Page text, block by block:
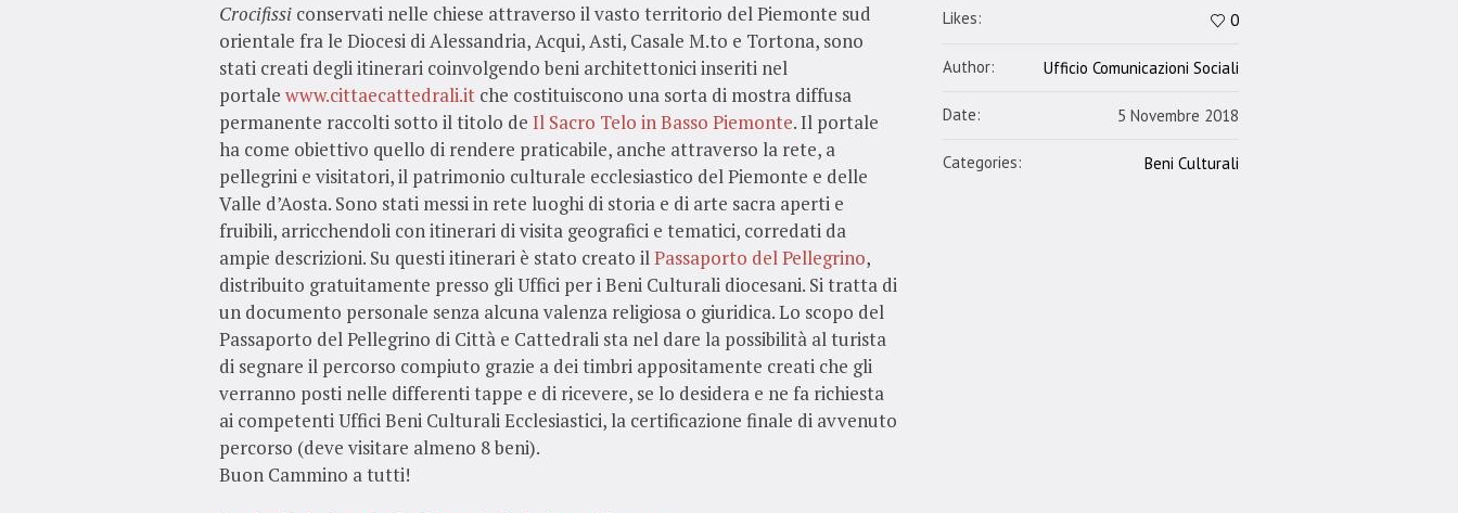
Crocifissi conservati nelle chiese attraverso il vasto territorio del Piemonte sud
orientale fra le Diocesi di Alessandria, Acqui, Asti, Casale M.to e Tortona, sono
stati creati degli itinerari coinvolgendo beni architettonici inseriti nel
portale www.cittaecattedrali.it che costituiscono una sorta di mostra diffusa
permanente raccolti sotto il titolo de Il Sacro Telo in Basso Piemonte. Il portale
ha come obiettivo quello di rendere praticabile, anche attraverso la rete, a
pellegrini e visitatori, il patrimonio culturale ecclesiastico del Piemonte e delle
Valle d’Aosta. Sono stati messi in rete luoghi di storia e di arte sacra aperti e
fruibili, arricchendoli con itinerari di visita geografici e tematici, corredati da
ampie descrizioni. Su questi itinerari è stato creato ilPassaporto del Pellegrino,
distribuito gratuitamente presso gli Uffici per i Beni Culturali diocesani. Si tratta di
un documento personale senza alcuna valenza religiosa o giuridica. Lo scopo del
Passaporto del Pellegrino di Città e Cattedrali sta nel dare la possibilità al turista
di segnare il percorso compiuto grazie a dei timbri appositamente creati che gli
verranno posti nelle differenti tappe e di ricevere, se lo desidera e ne fa richiesta
ai competenti Uffici Beni Culturali Ecclesiastici, la certificazione finale di avvenuto
percorso (deve visitare almeno 8 beni).
Buon Cammino a tutti!
Likes: 0
Author: Ufficio Comunicazioni Sociali
Date: 5 Novembre 2018
Categories: Beni Culturali